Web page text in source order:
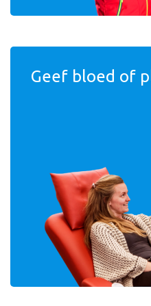
Geef bloed of